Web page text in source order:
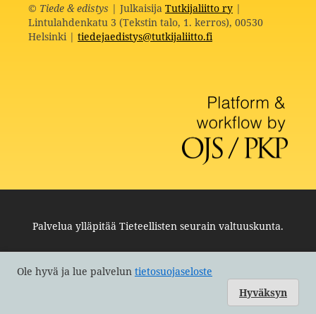
© Tiede & edistys | Julkaisija Tutkijaliitto ry|
Lintulahdenkatu 3 (Tekstin talo, 1. kerros), 00530
Helsinki | tiedejaedistys@tutkijaliitto.fi
Ole hyvä ja lue palvelun tietosuojaseloste
Hyväksyn
Palvelua ylläpitää Tieteellisten seurain valtuuskunta.